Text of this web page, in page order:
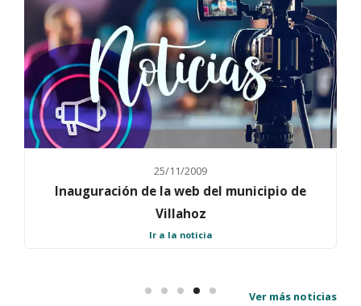
25/11/2009
Inauguración de la web del municipio de
Villahoz
25 de Noviembre de 2009 El Ayuntamiento de Villahoz y la
visitantes toda la informacion útil y necesaria sobre el
Ir a la noticia
Ver más noticias